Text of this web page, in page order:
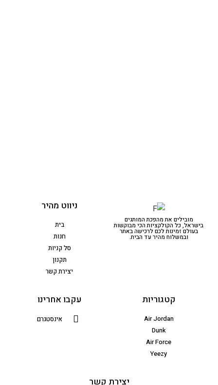
מובילים את מהפכת המותגים
בישראל, כל הקולקציות הכי מבוקשות
בעולם זמינות לכם לרכישה באתר
ובמשלוח מהיר עד הבית.
ניווט מהיר
בית
חנות
סל קניות
תקנון
יצירת קשר
קטגוריות
Air Jordan
Dunk
Air Force
Yeezy
עקבו אחרינו
אינסטגרם
יצירת קשר